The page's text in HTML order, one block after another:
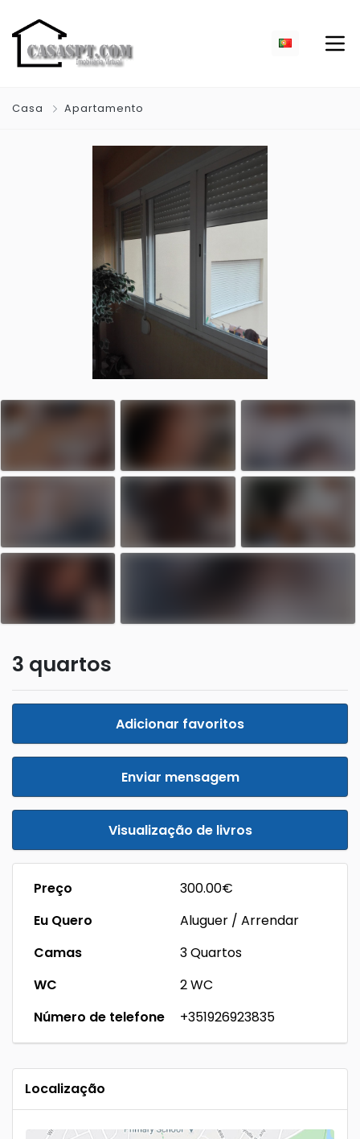
Casa Apartamento
3 quartos
Adicionar favoritos
Enviar mensagem
Visualização de livros
Preço
300.00€
Eu Quero
Aluguer / Arrendar
Camas
3 Quartos
WC
2 WC
Número de telefone
+351926923835
Localização